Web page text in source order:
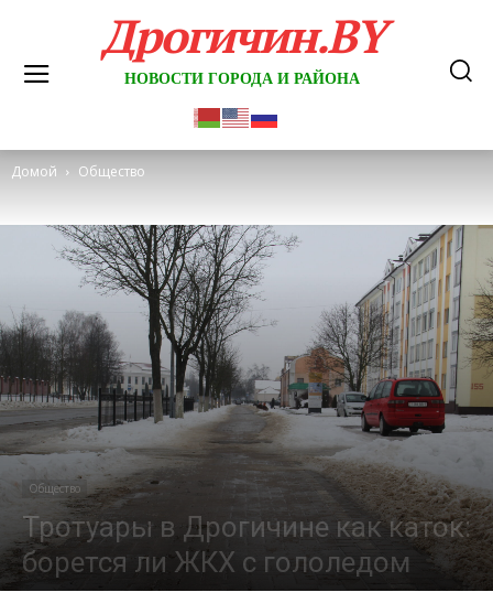
Дрогичин.BY
НОВОСТИ ГОРОДА И РАЙОНА
Домой Общество
Общество
Тротуары в Дрогичине как каток:
борется ли ЖКХ с гололедом
03/02/2021